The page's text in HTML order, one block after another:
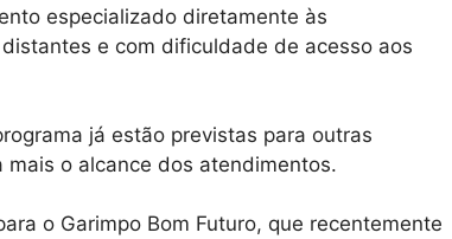
especializado diretamente às
e com dificuldade de acesso aos
já estão previstas para outras
o alcance dos atendimentos.
o Garimpo Bom Futuro, que recentemente